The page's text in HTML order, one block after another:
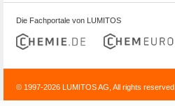
Die Fachportale von LUMITOS
© 1997-2026 LUMITOS AG, All rights reserved